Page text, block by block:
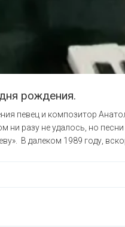
рождения.
певец и композитор
ни разу не удалось, но
В далеком 1989 году,